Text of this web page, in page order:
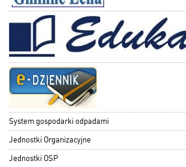
System gospodarki odpadami
Jednostki Organizacyjne
Jednostki OSP